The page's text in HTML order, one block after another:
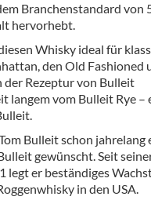
Branchenstandard von
hervorhebt.
Whisky ideal für
den Old Fashioned
der Rezeptur von Bulleit
langem vom Bulleit Rye –
Bulleit schon jahrelang
gewünscht. Seit
legt er beständiges
in den USA.